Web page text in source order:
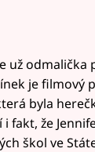
už odmalička
je filmový
byla
fakt, že
škol ve